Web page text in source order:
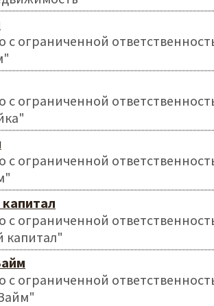
с ограниченной
с ограниченной
с ограниченной
с ограниченной
капитал"
с ограниченной